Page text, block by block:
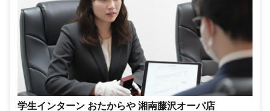
学生インターン おたからや 湘南藤沢オーパ店